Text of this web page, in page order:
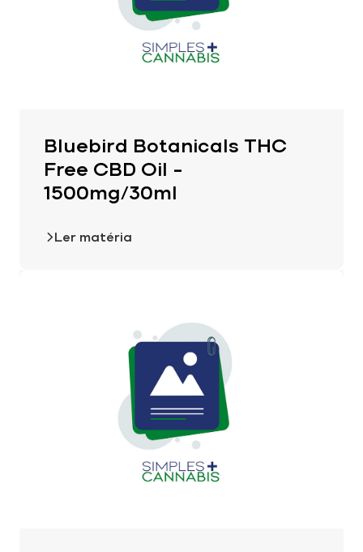
Bluebird Botanicals THC
Free CBD Oil –
1500mg/30ml
Ler matéria